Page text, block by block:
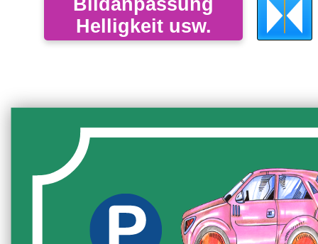
Bildanpassung
Helligkeit usw.